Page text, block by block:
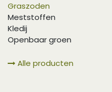
Graszoden
Meststoffen
Kledij
Openbaar groen
Alle producten